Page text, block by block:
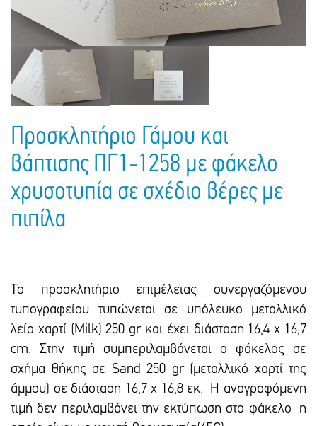
Πακέτα Δώρων
Τσάντες - Ποδιές - Ομπρέλες
Βιβλία
Παιδικό Πάρτι
Παιδικά Είδη
Ημερολόγια - Ατζέντες
Γραφική Ύλη
Είδη Γραφείου
Τετράδια - Φάκελοι
Μπλοκ Ζωγραφικής
Προσκλητήριο Γάμου και
βάπτισης ΠΓ1-1258 με φάκελο
χρυσοτυπία σε σχέδιο βέρες με
πιπίλα
Το προσκλητήριο επιμέλειας συνεργαζόμενου
τυπογραφείου τυπώνεται σε υπόλευκο μεταλλικό
λείο χαρτί (Milk) 250 gr και έxει διάσταση 16,4 x 16,7
cm. Στην τιμή συμπεριλαμβάνεται ο φάκελος σε
σχήμα θήκης σε Sand 250 gr (μεταλλικό χαρτί της
άμμου) σε διάσταση 16,7 x 16,8 εκ. Η αναγραφόμενη
τιμή δεν περιλαμβάνει την εκτύπωση στο φάκελο η